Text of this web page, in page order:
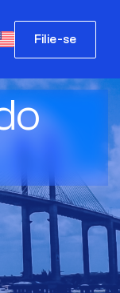
Filie-se